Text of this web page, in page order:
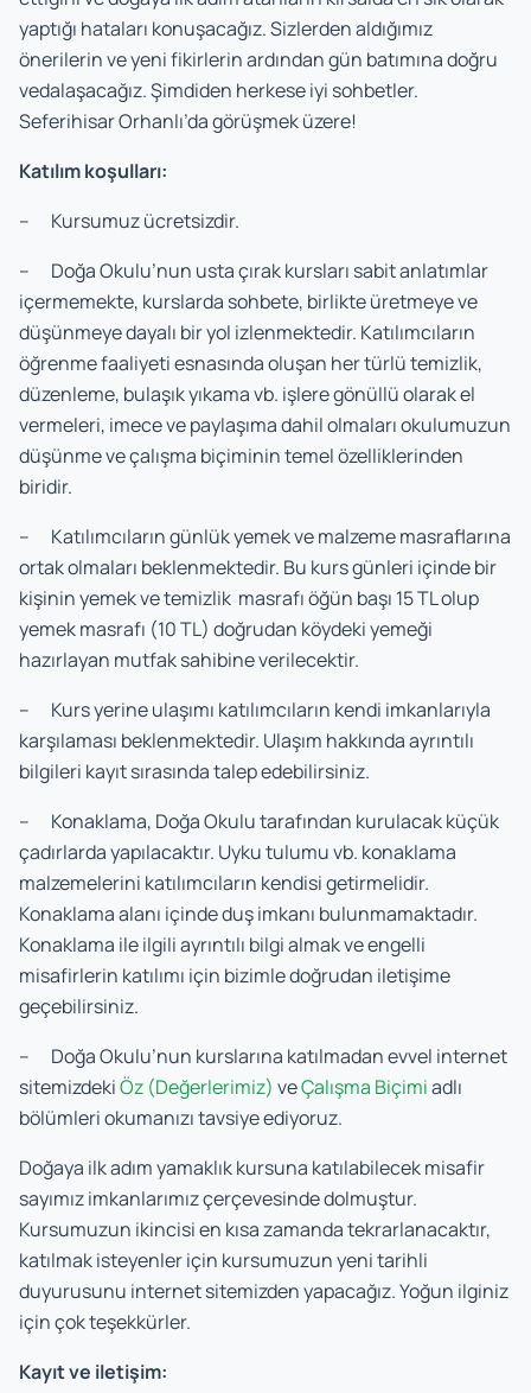
yaptığı hataları konuşacağız. Sizlerden aldığımız
önerilerin ve yeni fikirlerin ardından gün batımına doğru
vedalaşacağız. Şimdiden herkese iyi sohbetler.
Seferihisar Orhanlı’da görüşmek üzere!
Katılım koşulları:
– Kursumuz ücretsizdir.
– Doğa Okulu’nun usta çırak kursları sabit anlatımlar
içermemekte, kurslarda sohbete, birlikte üretmeye ve
düşünmeye dayalı bir yol izlenmektedir. Katılımcıların
öğrenme faaliyeti esnasında oluşan her türlü temizlik,
düzenleme, bulaşık yıkama vb. işlere gönüllü olarak el
vermeleri, imece ve paylaşıma dahil olmaları okulumuzun
düşünme ve çalışma biçiminin temel özelliklerinden
biridir.
– Katılımcıların günlük yemek ve malzeme masraflarına
ortak olmaları beklenmektedir. Bu kurs günleri içinde bir
kişinin yemek ve temizlik masrafı öğün başı 15 TL olup
yemek masrafı (10 TL) doğrudan köydeki yemeği
hazırlayan mutfak sahibine verilecektir.
– Kurs yerine ulaşımı katılımcıların kendi imkanlarıyla
karşılaması beklenmektedir. Ulaşım hakkında ayrıntılı
bilgileri kayıt sırasında talep edebilirsiniz.
– Konaklama, Doğa Okulu tarafından kurulacak küçük
çadırlarda yapılacaktır. Uyku tulumu vb. konaklama
malzemelerini katılımcıların kendisi getirmelidir.
Konaklama alanı içinde duş imkanı bulunmamaktadır.
Konaklama ile ilgili ayrıntılı bilgi almak ve engelli
misafirlerin katılımı için bizimle doğrudan iletişime
geçebilirsiniz.
– Doğa Okulu’nun kurslarına katılmadan evvel internet
sitemizdekiÖz (Değerlerimiz) veÇalışma Biçimiadlı
bölümleri okumanızı tavsiye ediyoruz.
Doğaya ilk adım yamaklık kursuna katılabilecek misafir
sayımız imkanlarımız çerçevesinde dolmuştur.
Kursumuzun ikincisi en kısa zamanda tekrarlanacaktır,
katılmak isteyenler için kursumuzun yeni tarihli
duyurusunu internet sitemizden yapacağız. Yoğun ilginiz
için çok teşekkürler.
Kayıt ve iletişim: